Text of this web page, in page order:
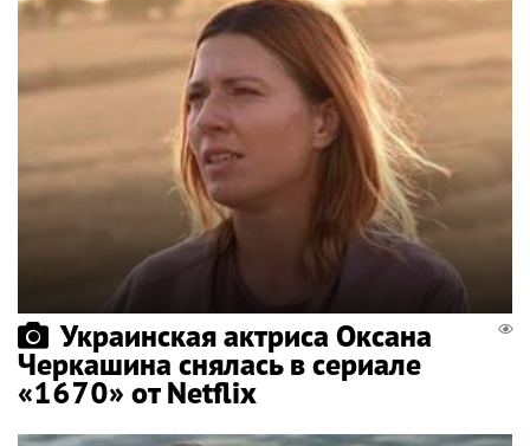
Украинская актриса Оксана
Черкашина снялась в сериале
«1670» от Netflix